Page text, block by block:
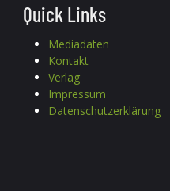
Quick Links
Mediadaten
Kontakt
Verlag
Impressum
Datenschutzerklärung